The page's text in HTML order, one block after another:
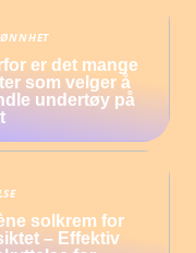
er det mange
som velger å
undertøy på
solkrem for
– Effektiv